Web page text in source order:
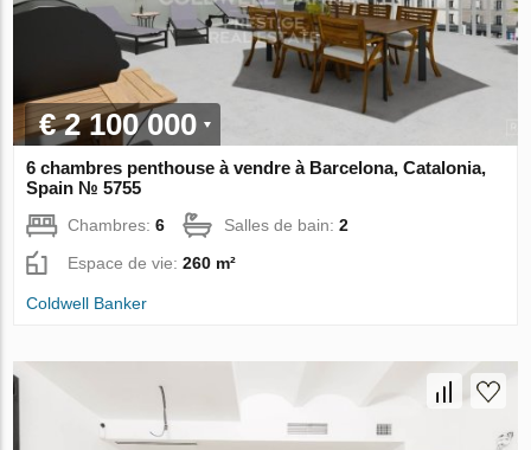
€ 2 100 000
6 chambres penthouse à vendre à Barcelona, Catalonia,
Spain № 5755
Chambres:6 Salles de bain:2
Espace de vie:260 m²
Coldwell Banker